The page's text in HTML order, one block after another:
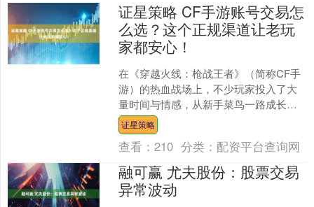
证星策略 CF手游账号交易怎
么选？这个正规渠道让老玩
家都安心！
在《穿越火线：枪战王者》（简称CF手
游）的热血战场上，不少玩家投入了大
量时间与情感，从新手菜鸟一路成长为
精英战士，不仅积累了稀有武器、高段
位段位，更打造了独一无....
证星策略
查看：210 分类： 配资平台查询网
融可赢 尤夫股份：股票交易
异常波动